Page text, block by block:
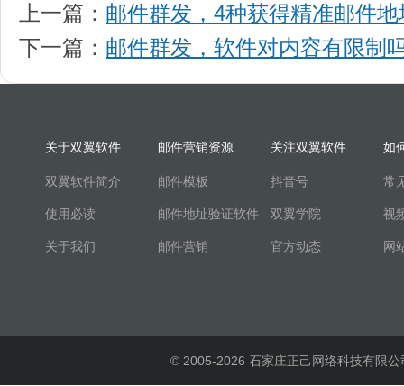
上一篇： 邮件群发，4种获得精准邮件
下一篇： 邮件群发，软件对内容有限制
关于双翼软件
双翼软件简介
使用必读
关于我们
邮件营销资源
邮件模板
邮件地址验证软件
邮件营销
关注双翼软件
抖音号
双翼学院
官方动态
如
常
视
网
© 2005-2026 石家庄正己网络科技有限